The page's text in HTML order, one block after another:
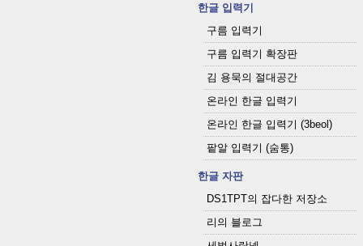
한글 입력기
구름 입력기
구름 입력기 확장판
김 용묵의 절대공간
온라인 한글 입력기
온라인 한글 입력기 (3beol)
팥알 입력기 (숨통)
한글 자판
DS1TPT의 잡다한 저장소
리의 블로그